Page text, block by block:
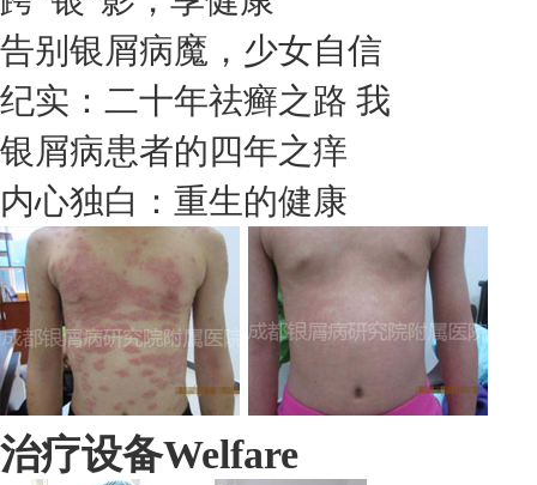
告别银屑病魔，少女自信
纪实：二十年祛癣之路 我
银屑病患者的四年之痒
内心独白：重生的健康
治疗设备Welfare